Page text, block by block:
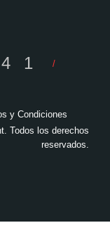
/
y Condiciones
Todos los derechos
reservados.